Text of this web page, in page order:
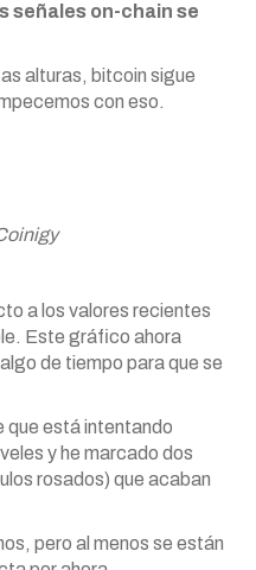
señales on-chain se
alturas, bitcoin sigue
con eso.
a los valores recientes
Este gráfico ahora
de tiempo para que se
que está intentando
y he marcado dos
rosados) que acaban
pero al menos se están